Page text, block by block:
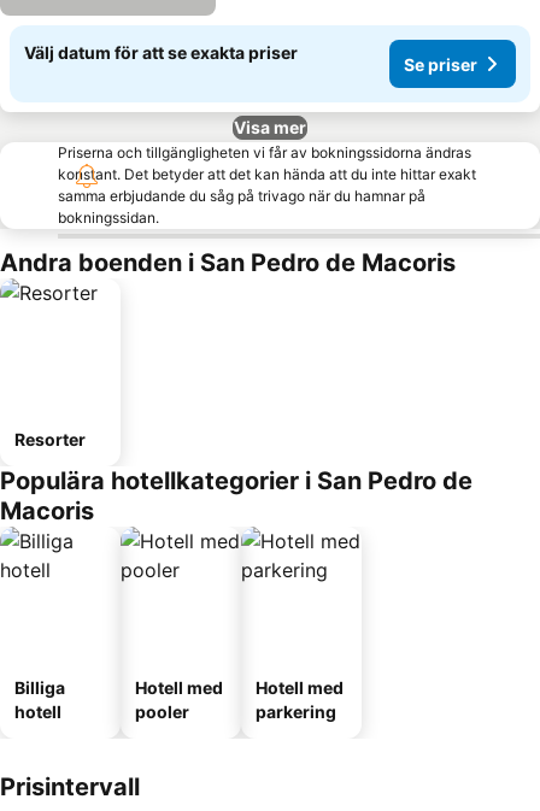
Välj datum för att se exakta priser
Se priser
Visa mer
Priserna och tillgängligheten vi får av bokningssidorna ändras
konstant. Det betyder att det kan hända att du inte hittar exakt
samma erbjudande du såg på trivago när du hamnar på
bokningssidan.
Andra boenden i San Pedro de Macoris
Resorter
Populära hotellkategorier i San Pedro de
Macoris
Billiga
hotell
Hotell med
pooler
Hotell med
parkering
Prisintervall